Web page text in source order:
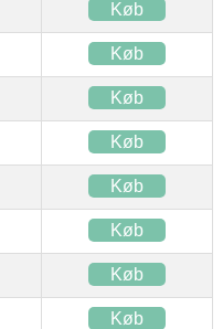
Køb
Køb
Køb
Køb
Køb
Køb
Køb
Køb